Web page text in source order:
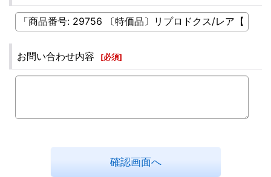
お問い合わせ内容 [必須]
確認画面へ